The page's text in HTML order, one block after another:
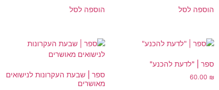
הוספה לסל הוספה לסל
ספר | "לדעת להכנע"
60.00 ₪
ספר | שבעת העקרונות לנישואים
מאושרים